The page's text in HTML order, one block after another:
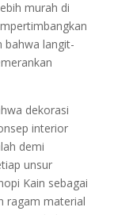
murah di
bahwa langit-
dekorasi
interior
demi
unsur
Kain sebagai
ragam material